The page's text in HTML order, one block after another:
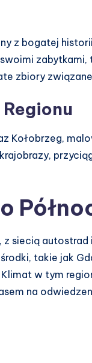
z bogatej
zabytkami,
zbiory
Kołobrzeg,
siecią
takie jak
w tym
na